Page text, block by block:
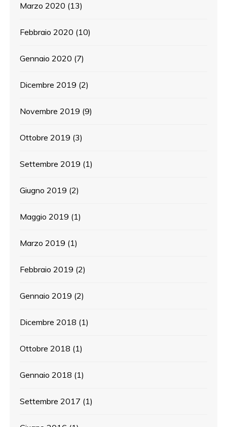
Marzo 2020 (13)
Febbraio 2020 (10)
Gennaio 2020 (7)
Dicembre 2019 (2)
Novembre 2019 (9)
Ottobre 2019 (3)
Settembre 2019 (1)
Giugno 2019 (2)
Maggio 2019 (1)
Marzo 2019 (1)
Febbraio 2019 (2)
Gennaio 2019 (2)
Dicembre 2018 (1)
Ottobre 2018 (1)
Gennaio 2018 (1)
Settembre 2017 (1)